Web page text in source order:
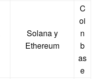
Solana y
Ethereum
C
oi
n
b
as
e